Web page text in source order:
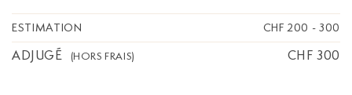
ESTIMATION CHF 200 - 300
ADJUGÉ (HORS FRAIS) CHF 300